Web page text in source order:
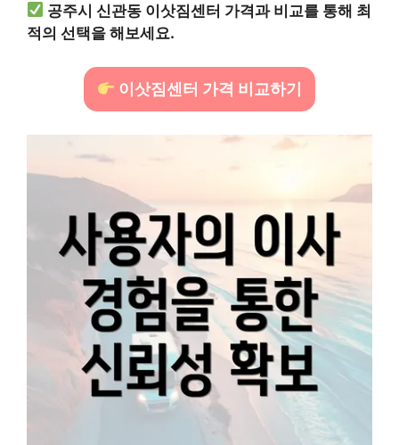
공주시 신관동 이삿짐센터 가격과 비교를 통해 최
적의 선택을 해보세요.
이삿짐센터 가격 비교하기